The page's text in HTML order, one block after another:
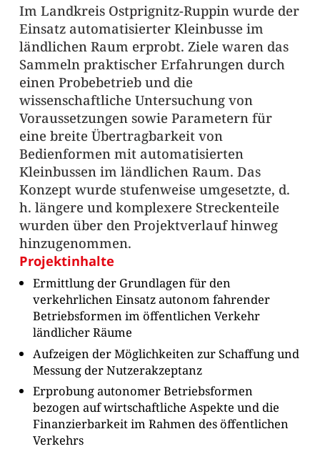
Im Landkreis Ostprignitz-Ruppin wurde der
Einsatz automatisierter Kleinbusse im
ländlichen Raum erprobt. Ziele waren das
Sammeln praktischer Erfahrungen durch
einen Probebetrieb und die
wissenschaftliche Untersuchung von
Voraussetzungen sowie Parametern für
eine breite Übertragbarkeit von
Bedienformen mit automatisierten
Kleinbussen im ländlichen Raum. Das
Konzept wurde stufenweise umgesetzte, d.
h. längere und komplexere Streckenteile
wurden über den Projektverlauf hinweg
hinzugenommen.
Projektinhalte
Ermittlung der Grundlagen für den
verkehrlichen Einsatz autonom fahrender
Betriebsformen im öffentlichen Verkehr
ländlicher Räume
Aufzeigen der Möglichkeiten zur Schaffung und
Messung der Nutzerakzeptanz
Erprobung autonomer Betriebsformen
bezogen auf wirtschaftliche Aspekte und die
Finanzierbarkeit im Rahmen des öffentlichen
Verkehrs